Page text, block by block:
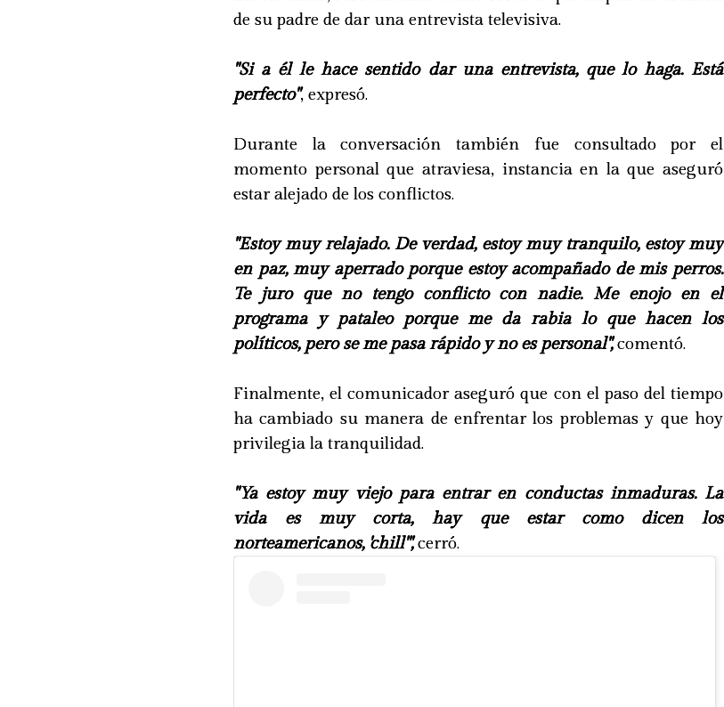
de su padre de dar una entrevista televisiva.
"Si a él le hace sentido dar una entrevista, que lo haga. Está
perfecto", expresó.
Durante la conversación también fue consultado por el
momento personal que atraviesa, instancia en la que aseguró
estar alejado de los conflictos.
"Estoy muy relajado. De verdad, estoy muy tranquilo, estoy muy
en paz, muy aperrado porque estoy acompañado de mis perros.
Te juro que no tengo conflicto con nadie. Me enojo en el
programa y pataleo porque me da rabia lo que hacen los
políticos, pero se me pasa rápido y no es personal",comentó.
Finalmente, el comunicador aseguró que con el paso del tiempo
ha cambiado su manera de enfrentar los problemas y que hoy
privilegia la tranquilidad.
"Ya estoy muy viejo para entrar en conductas inmaduras. La
vida es muy corta, hay que estar como dicen los
norteamericanos, 'chill'",cerró.